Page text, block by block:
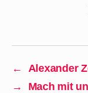
←
Alexander
→
Mach mit